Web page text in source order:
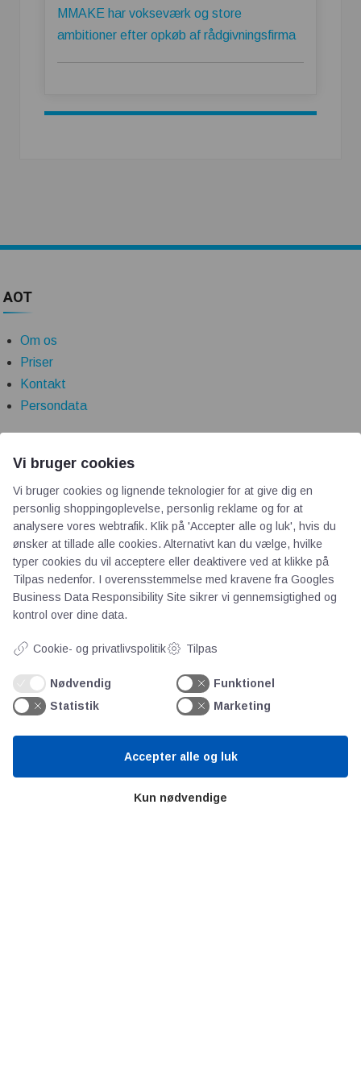
MMAKE har vokseværk og store
ambitioner efter opkøb af rådgivningsfirma
AOT
Om os
Priser
Kontakt
Persondata
Videncentre
Teknologisk Institut
Bitva
Videncentre
Litteratur
Forkortelser
Ståbi
Alltomteknikindustrin
Vi bruger cookies
Vi bruger cookies og lignende teknologier for at give dig en
personlig shoppingoplevelse, personlig reklame og for at
analysere vores webtrafik. Klik på 'Accepter alle og luk', hvis du
ønsker at tillade alle cookies. Alternativt kan du vælge, hvilke
typer cookies du vil acceptere eller deaktivere ved at klikke på
Tilpas nedenfor. I overensstemmelse med kravene fra Googles
Business Data Responsibility Site sikrer vi gennemsigtighed og
kontrol over dine data.
Cookie- og privatlivspolitik Tilpas
Nødvendig
Funktionel
Statistik
Marketing
Kun nødvendige
Accepter alle og luk